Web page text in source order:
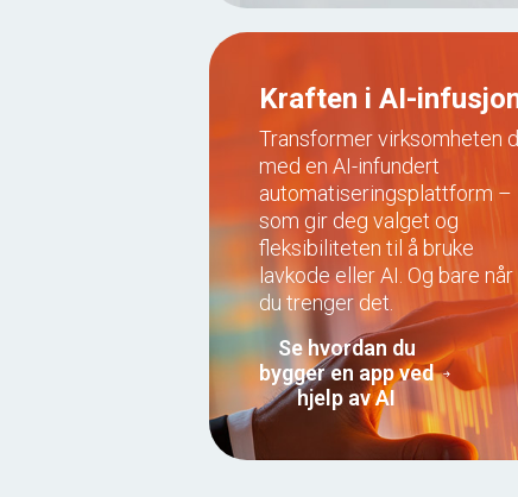
Kraften i AI-
Transformer virksomheten
med en AI-infundert
automatiseringsplattform –
som gir deg valget og
fleksibiliteten til å bruke
lavkode eller AI. Og bare når
du trenger det.
Se hvordan du
bygger en app ved
hjelp av AI